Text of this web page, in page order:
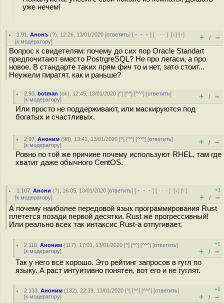
уже нечем!
1.91 ,Анонъ (?), 12:26, 13/01/2020 [ответить] [ ﹢﹢﹢] [ · · ·][↓] [↑]
[к модератору] + / –
Вопрос к свидетелям: почему до сих пор Oracle Standart
предпочитают вместо PostrgreSQL? Не про легаси, а про
новое. В стандарте таких прям фич то и нет, зато стоит...
Неужели пиратят, как и раньше?
2.93 ,botman (ok), 12:45, 13/01/2020 [^] [^^] [^^^] [ответить]
[к модератору] + / –
Или просто не поддерживают, или маскируются под
богатых и счастливых.
2.97 ,Аноним (98), 13:41, 13/01/2020 [^] [^^] [^^^] [ответить]
[к модератору] + / –
Ровно по той же причине почему используют RHEL, там где
хватит даже обычного CentOS.
1.107 ,Анони (?), 16:05, 13/01/2020 [ответить] [ ﹢﹢﹢] [ · · ·][↓] [↑]
[к модератору]
+1
+ / –
А почему наиболее передовой язык программирования Rust
плетется позади первой десятки. Rust же прогрессивный!
Или реально всех так интаксис Rust-a отпугивает.
2.110 ,Аноним (117), 17:01, 13/01/2020 [^] [^^] [^^^] [ответить]
[к модератору]
+1
+ / –
Так у него всё хорошо. Это рейтинг запросов в гугл по
языку. А раст интуитивно понятен, вот его и не гуглят.
2.133 ,Аноним (132), 22:39, 13/01/2020 [^] [^^] [^^^] [ответить]
[к модератору]
+1
+ / –